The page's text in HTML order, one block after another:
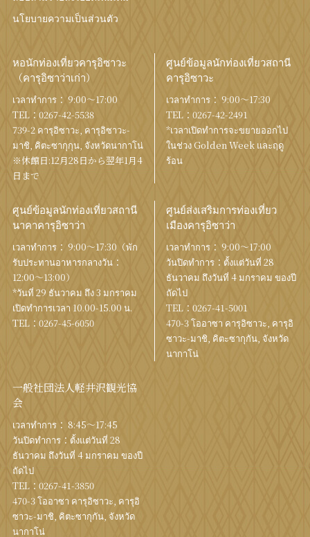
นโยบายความเป็นส่วนตัว
หอนักท่องเที่ยวคารุอิซาวะ
（คารุอิซาว่าเก่า）
เวลาทำการ： 9:00〜17:00
TEL： 0267-42-5538
739-2 คารุอิซาวะ, คารุอิซาวะ-
มาชิ, คิตะซากุกุน, จังหวัดนากาโน่
※休館日:12月28日から翌年1月4
日まで
ศูนย์ข้อมูลนักท่องเที่ยวสถานี
คารุอิซาวะ
เวลาทำการ： 9:00〜17:30
TEL： 0267-42-2491
*เวลาเปิดทำการจะขยายออกไป
ในช่วง Golden Week และฤดู
ร้อน
ศูนย์ข้อมูลนักท่องเที่ยวสถานี
นาคาคารุอิซาว่า
เวลาทำการ： 9:00〜17:30（พัก
รับประทานอาหารกลางวัน：
12:00〜13:00）
*วันที่ 29 ธันวาคม ถึง 3 มกราคม
เปิดทำการเวลา 10.00-15.00 น.
TEL： 0267-45-6050
ศูนย์ส่งเสริมการท่องเที่ยว
เมืองคารุอิซาว่า
เวลาทำการ： 9:00〜17:00
วันปิดทำการ：ตั้งแต่วันที่ 28
ธันวาคม ถึงวันที่ 4 มกราคม ของปี
ถัดไป
TEL： 0267-41-5001
470-3 โออาซา คารุอิซาวะ, คารุอิ
ซาวะ-มาชิ, คิตะซากุกัน, จังหวัด
นากาโน่
一般社団法人軽井沢観光協
会
เวลาทำการ： 8:45～17:45
วันปิดทำการ：ตั้งแต่วันที่ 28
ธันวาคม ถึงวันที่ 4 มกราคม ของปี
ถัดไป
TEL： 0267-41-3850
470-3 โออาซา คารุอิซาวะ, คารุอิ
ซาวะ-มาชิ, คิตะซากุกัน, จังหวัด
นากาโน่